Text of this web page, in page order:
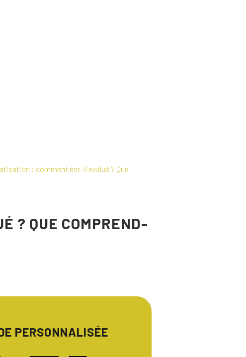
: comment est-il évalué ? Que
? QUE COMPREND-
PERSONNALISÉE